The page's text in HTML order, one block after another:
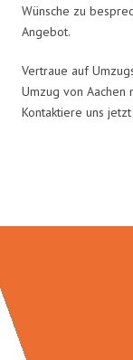
Wünsche zu
Angebot.
Vertraue auf
Umzug von Aachen
Kontaktiere uns